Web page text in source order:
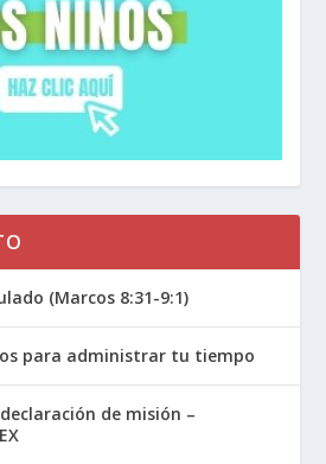
(Marcos 8:31-9:1)
para administrar tu tiempo
de misión –